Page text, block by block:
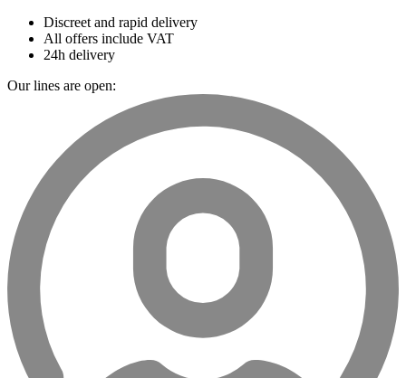
Discreet and rapid delivery
All offers include VAT
24h delivery
Our lines are open: